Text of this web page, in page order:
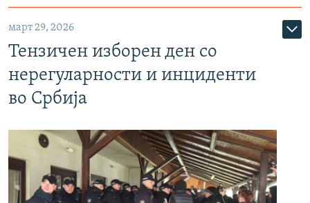
март 29, 2026
Тензичен изборен ден со
нерегуларности и инциденти
во Србија